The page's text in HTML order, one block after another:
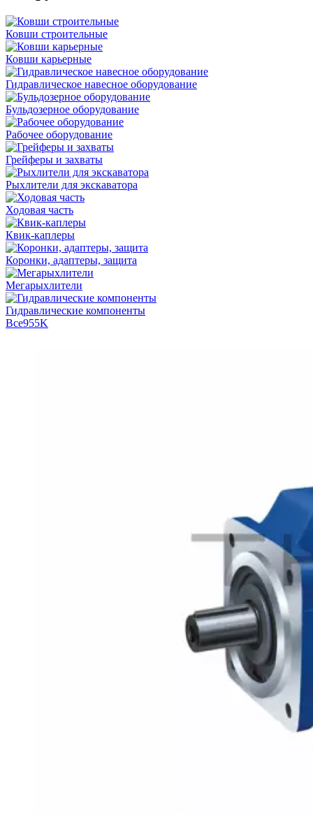
Ковши строительные
Ковши карьерные
Гидравлическое навесное оборудование
Бульдозерное оборудование
Рабочее оборудование
Грейферы и захваты
Рыхлители для экскаватора
Ходовая часть
Квик-каплеры
Коронки, адаптеры, защита
Мегарыхлители
Гидравлические компоненты
Все955K